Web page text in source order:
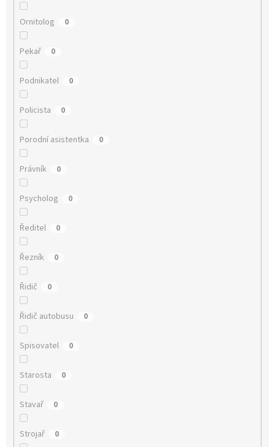
Ornitolog 0
Pekař 0
Podnikatel 0
Policista 0
Porodní asistentka 0
Právník 0
Psycholog 0
Ředitel 0
Řezník 0
Řidič 0
Řidič autobusu 0
Spisovatel 0
Starosta 0
Stavař 0
Strojař 0